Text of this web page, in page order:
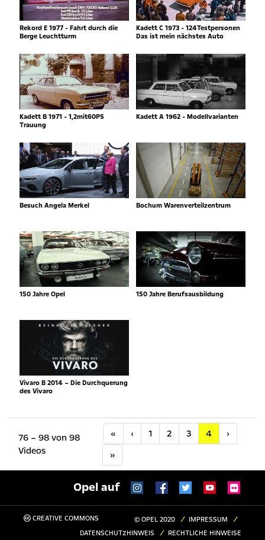
Rekord E 1977 - Fahrt durch die
Berge Leuchtturm
Kadett C 1973 - 124Testpersonen
Das ist mein nächstes Auto
Kadett B 1971 - 1,2mit60PS
Trauung
Kadett A 1962 - Modellvarianten
Besuch Angela Merkel Bochum Warenverteilzentrum
150 Jahre Opel 150 Jahre Berufsausbildung
Vivaro B 2014 – Die Durchquerung
des Vivaro
76 – 98 von 98
Videos
« Anfang
‹ Vorherige
1 2 3 4 ›Nächste
»
Opel auf
CREATIVE COMMONS © OPEL 2020
IMPRESSUM
DATENSCHUTZHINWEIS
RECHTLICHE HINWEISE